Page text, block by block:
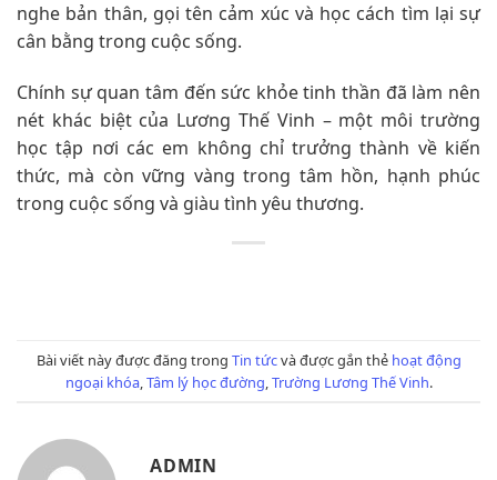
nghe bản thân, gọi tên cảm xúc và học cách tìm lại sự
cân bằng trong cuộc sống.
Chính sự quan tâm đến sức khỏe tinh thần đã làm nên
nét khác biệt của Lương Thế Vinh – một môi trường
học tập nơi các em không chỉ trưởng thành về kiến
thức, mà còn vững vàng trong tâm hồn, hạnh phúc
trong cuộc sống và giàu tình yêu thương.
Bài viết này được đăng trong Tin tứcvà được gắn thẻ hoạt động
ngoại khóa, Tâm lý học đường Trường Lương Thế Vinh.
ADMIN